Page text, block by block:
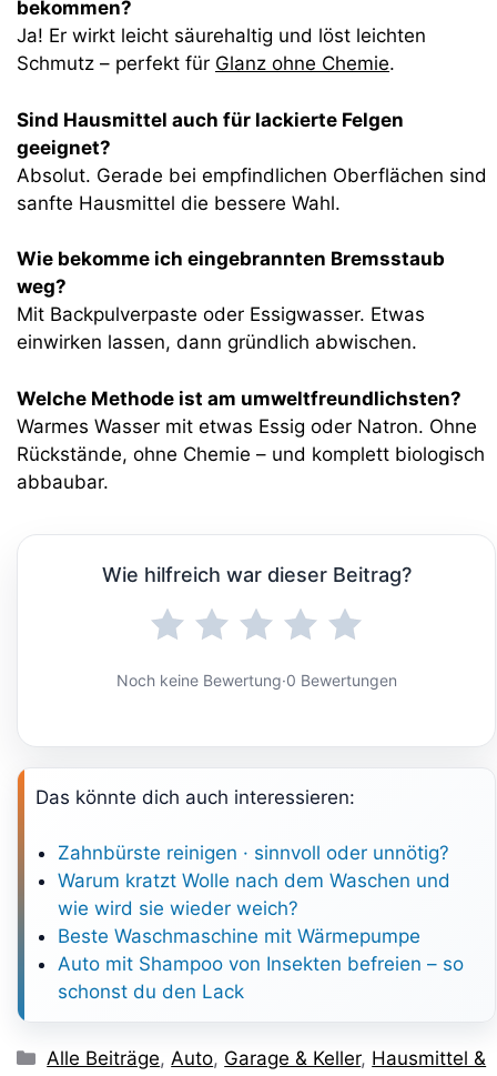
bekommen?
Ja! Er wirkt leicht säurehaltig und löst leichten
Schmutz – perfekt für Glanz ohne Chemie.
Sind Hausmittel auch für lackierte Felgen
geeignet?
Absolut. Gerade bei empfindlichen Oberflächen sind
sanfte Hausmittel die bessere Wahl.
Wie bekomme ich eingebrannten Bremsstaub
weg?
Mit Backpulverpaste oder Essigwasser. Etwas
einwirken lassen, dann gründlich abwischen.
Welche Methode ist am umweltfreundlichsten?
Warmes Wasser mit etwas Essig oder Natron. Ohne
Rückstände, ohne Chemie – und komplett biologisch
abbaubar.
Wie hilfreich war dieser Beitrag?
Noch keine Bewertung·0 Bewertungen
Das könnte dich auch interessieren:
Zahnbürste reinigen · sinnvoll oder unnötig?
Warum kratzt Wolle nach dem Waschen und
wie wird sie wieder weich?
Beste Waschmaschine mit Wärmepumpe
Auto mit Shampoo von Insekten befreien – so
schonst du den Lack
Kategorien
Alle Beiträge,Auto, Garage & Keller, Hausmittel &